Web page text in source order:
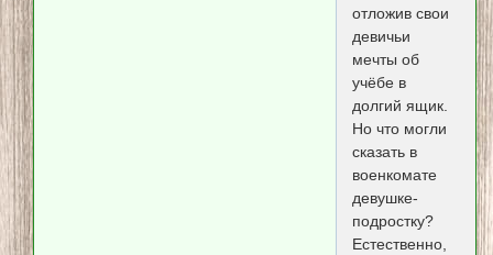
отложив свои
девичьи
мечты об
учёбе в
долгий ящик.
Но что могли
сказать в
военкомате
девушке-
подростку?
Естественно,